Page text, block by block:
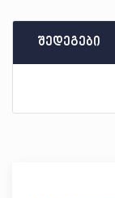
შედეგები